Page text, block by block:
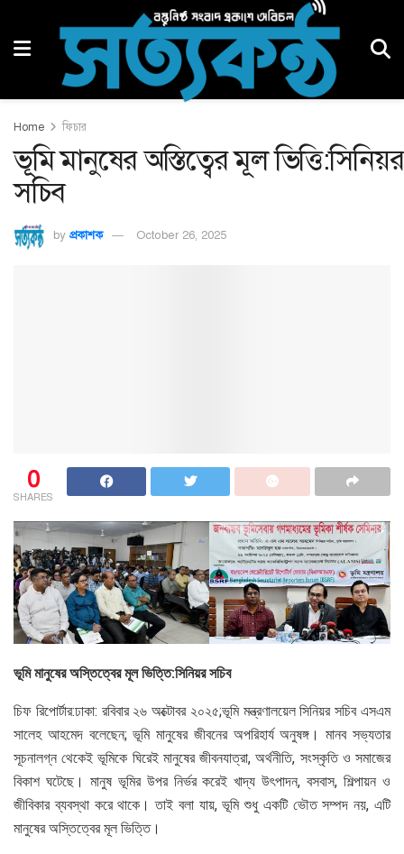
Home ফিচার
ভূমি মানুষের অস্তিত্বের মূল ভিত্তি:সিনিয়র
সচিব
by প্রকাশক October 26, 2025
0
SHARES
ভূমি মানুষের অস্তিত্বের মূল ভিত্তি:সিনিয়র সচিব
চিফ রিপোর্টার:ঢাকা: রবিবার ২৬ অক্টোবর ২০২৫;ভূমি মন্ত্রণালয়েল সিনিয়র সচিব এসএম
সালেহ আহমেদ বলেছেন; ভূমি মানুষের জীবনের অপরিহার্য অনুষঙ্গ। মানব সভ্যতার
সূচনালগ্ন থেকেই ভূমিকে ঘিরেই মানুষের জীবনযাত্রা, অর্থনীতি, সংস্কৃতি ও সমাজের
বিকাশ ঘটেছে। মানুষ ভূমির উপর নির্ভর করেই খাদ্য উৎপাদন, বসবাস, শিল্পায়ন ও
জীবিকার ব্যবস্থা করে থাকে। তাই বলা যায়, ভূমি শুধু একটি ভৌত সম্পদ নয়, এটি
মানুষের অস্তিত্বের মূল ভিত্তি।